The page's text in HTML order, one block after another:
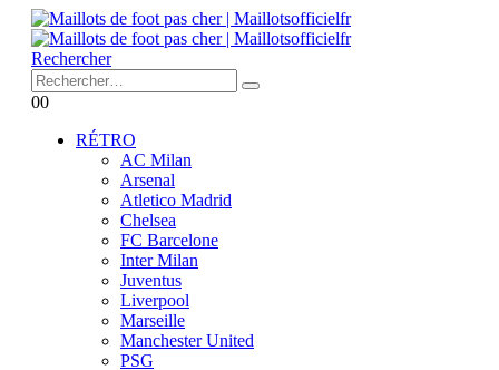
Rechercher
00
RÉTRO
AC Milan
Arsenal
Atletico Madrid
Chelsea
FC Barcelone
Inter Milan
Juventus
Liverpool
Marseille
Manchester United
PSG